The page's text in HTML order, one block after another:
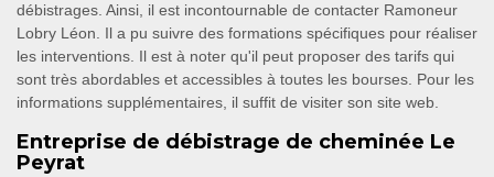
débistrages. Ainsi, il est incontournable de contacter Ramoneur
Lobry Léon. Il a pu suivre des formations spécifiques pour réaliser
les interventions. Il est à noter qu'il peut proposer des tarifs qui
sont très abordables et accessibles à toutes les bourses. Pour les
informations supplémentaires, il suffit de visiter son site web.
Entreprise de débistrage de cheminée Le
Peyrat